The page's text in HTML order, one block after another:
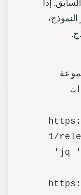
إذا
1/